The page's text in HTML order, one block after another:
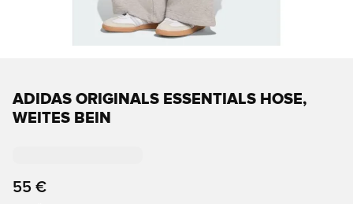
ADIDAS ORIGINALS ESSENTIALS HOSE,
WEITES BEIN
55 €